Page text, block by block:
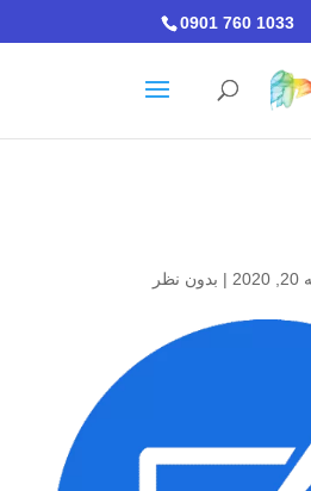
0901 760 1033
| بدون نظر